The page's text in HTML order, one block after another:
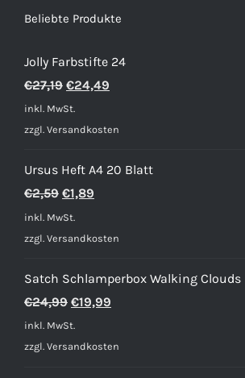
Beliebte Produkte
Jolly Farbstifte 24
€27,19 Ursprünglicher
Preis
war:
€24,49
ist:
inkl. MwSt.
zzgl. Versandkosten
Ursus Heft A4 20 Blatt
€2,59 Ursprünglicher
Preis
war:
€1,89
ist:
inkl. MwSt.
zzgl. Versandkosten
Satch Schlamperbox Walking Clouds
€24,99 Ursprünglicher
Preis
war:
€19,99
ist:
inkl. MwSt.
zzgl. Versandkosten